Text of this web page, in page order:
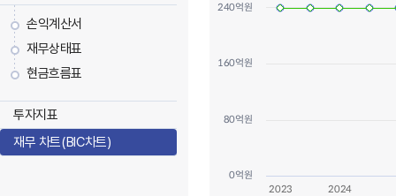
손익계산서
재무상태표
현금흐름표
투자지표
재무 차트(BIC차트)
The chart has 1 X axis
2023 2024
0억원
80억원
160억원
240억원